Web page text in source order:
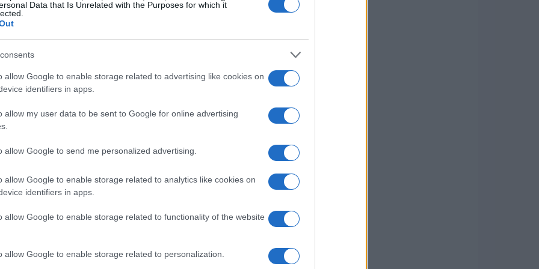
Data that Is Unrelated with the Purposes for which it
allow Google to enable storage related to advertising like cookies on
identifiers in apps.
allow my user data to be sent to Google for online advertising
allow Google to send me personalized advertising.
allow Google to enable storage related to analytics like cookies on
identifiers in apps.
allow Google to enable storage related to functionality of the website
allow Google to enable storage related to personalization.
aplicables, ya que estas pueden impactar tus
en diferentes plataformas.
de 2025
ofreciendo una amplia variedad de préstamos
Con una rentabilidad media anual del